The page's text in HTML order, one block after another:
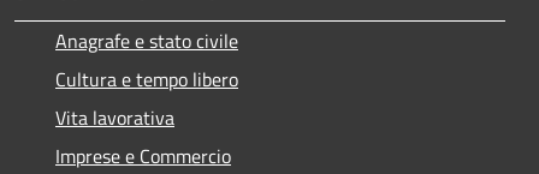
Anagrafe e stato civile
Cultura e tempo libero
Vita lavorativa
Imprese e Commercio